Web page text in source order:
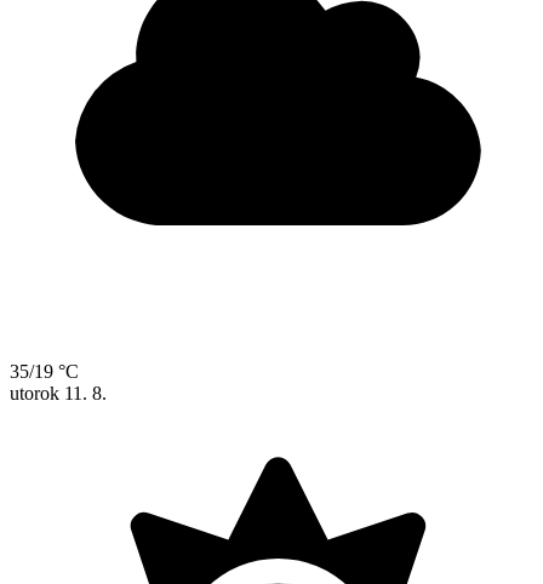
35/19 °C
utorok 11. 8.